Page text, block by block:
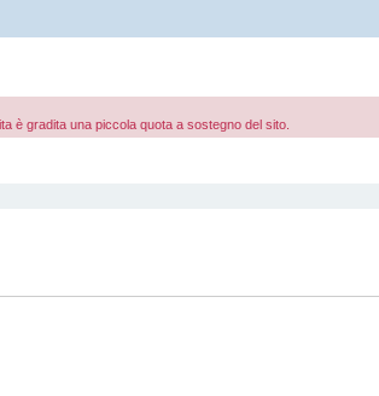
è gradita una piccola quota a sostegno del sito.